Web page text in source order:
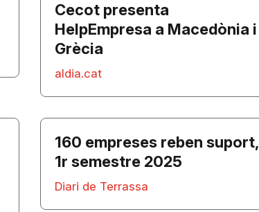
Cecot presenta
HelpEmpresa a Macedònia i
Grècia
aldia.cat
160 empreses reben suport,
1r semestre 2025
Diari de Terrassa